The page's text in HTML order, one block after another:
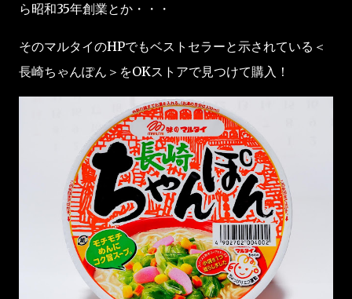
ら昭和35年創業とか・・・
そのマルタイのHPでもベストセラーと示されている＜
長崎ちゃんぽん＞をOKストアで見つけて購入！